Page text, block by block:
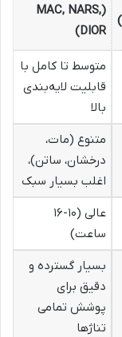
(MAC, NARS,
DIOR)
متوسط تا کامل با
قابلیت لایه‌بندی
بالا
متنوع (مات،
درخشان، ساتن)،
اغلب بسیار سبک
عالی (۱۰-۱۶
ساعت)
بسیار گسترده و
دقیق برای
پوشش تمامی
تناژها